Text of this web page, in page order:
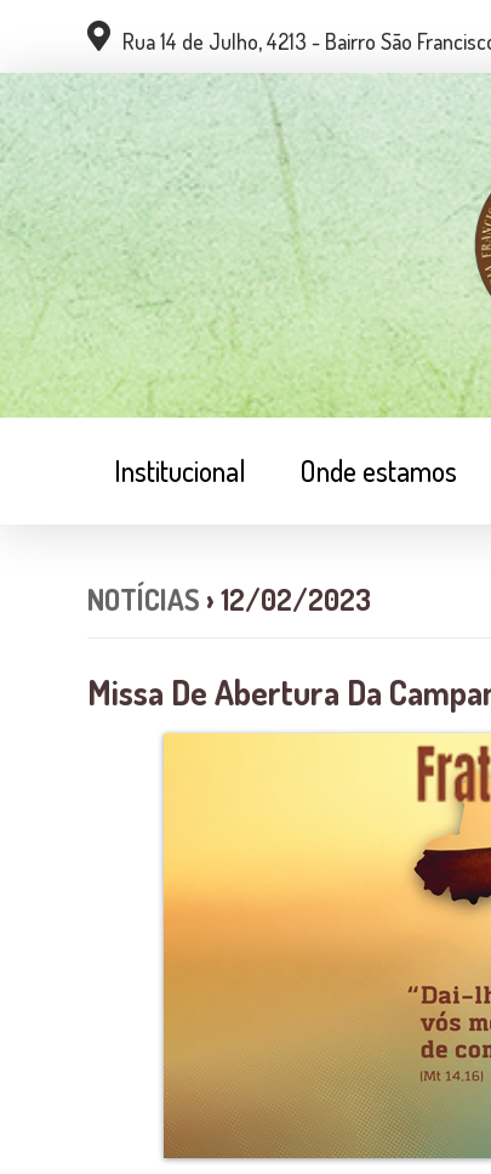
Rua 14 de Julho, 4213 - Bairro São
Institucional Onde estamos
NOTÍCIAS › 12/02/2023
Missa De Abertura Da